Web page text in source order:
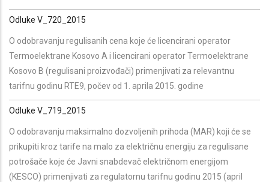
Odluke V_720_2015
O odobravanju regulisanih cena koje će licencirani operator
Termoelektrane Kosovo A i licencirani operator Termoelektrane
Kosovo B (regulisani proizvođači) primenjivati za relevantnu
tarifnu godinu RTE9, počev od 1. aprila 2015. godine
Odluke V_719_2015
O odobravanju maksimalno dozvoljenih prihoda (MAR) koji će se
prikupiti kroz tarife na malo za električnu energiju za regulisane
potrošače koje će Javni snabdevač električnom energijom
(KESCO) primenjivati za regulatornu tarifnu godinu 2015 (april